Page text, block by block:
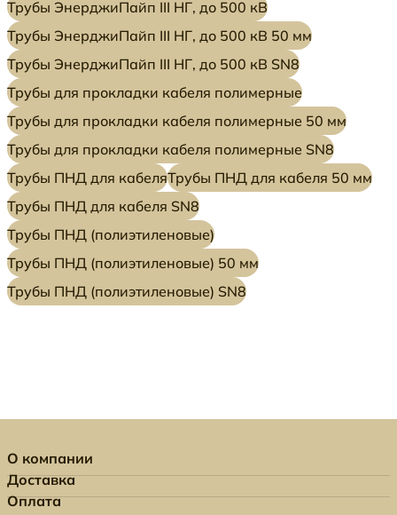
Трубы ЭнерджиПайп III НГ, до 500 кВ
Трубы ЭнерджиПайп III НГ, до 500 кВ 50 мм
Трубы ЭнерджиПайп III НГ, до 500 кВ SN8
Трубы для прокладки кабеля полимерные
Трубы для прокладки кабеля полимерные 50 мм
Трубы для прокладки кабеля полимерные SN8
Трубы ПНД для кабеляТрубы ПНД для кабеля 50 мм
Трубы ПНД для кабеля SN8
Трубы ПНД (полиэтиленовые)
Трубы ПНД (полиэтиленовые) 50 мм
Трубы ПНД (полиэтиленовые) SN8
О компании
Доставка
Оплата